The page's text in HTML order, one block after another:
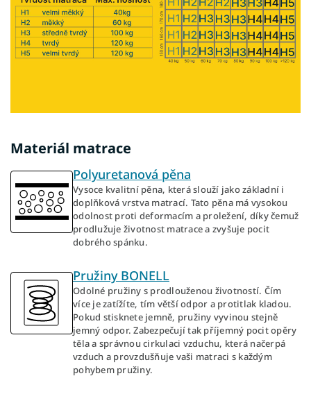
Materiál matrace
Polyuretanová pěna
Vysoce kvalitní pěna, která slouží jako základní i
doplňková vrstva matrací. Tato pěna má vysokou
odolnost proti deformacím a proležení, díky čemuž
prodlužuje životnost matrace a zvyšuje pocit
dobrého spánku.
Pružiny BONELL
Odolné pružiny s prodlouženou životností. Čím
více je zatížíte, tím větší odpor a protitlak kladou.
Pokud stisknete jemně, pružiny vyvinou stejně
jemný odpor. Zabezpečují tak příjemný pocit opěry
těla a správnou cirkulaci vzduchu, která načerpá
vzduch a provzdušňuje vaši matraci s každým
pohybem pružiny.